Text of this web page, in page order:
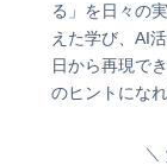
る」を日々の
えた学び、AI
日から再現で
のヒントにな